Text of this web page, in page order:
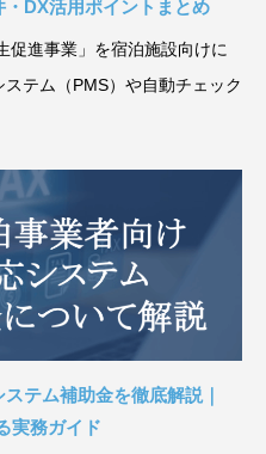
DX活用ポイントまとめ
促進事業」を宿泊施設向けに
テム（PMS）や自動チェック
テム補助金を徹底解説｜
実務ガイド